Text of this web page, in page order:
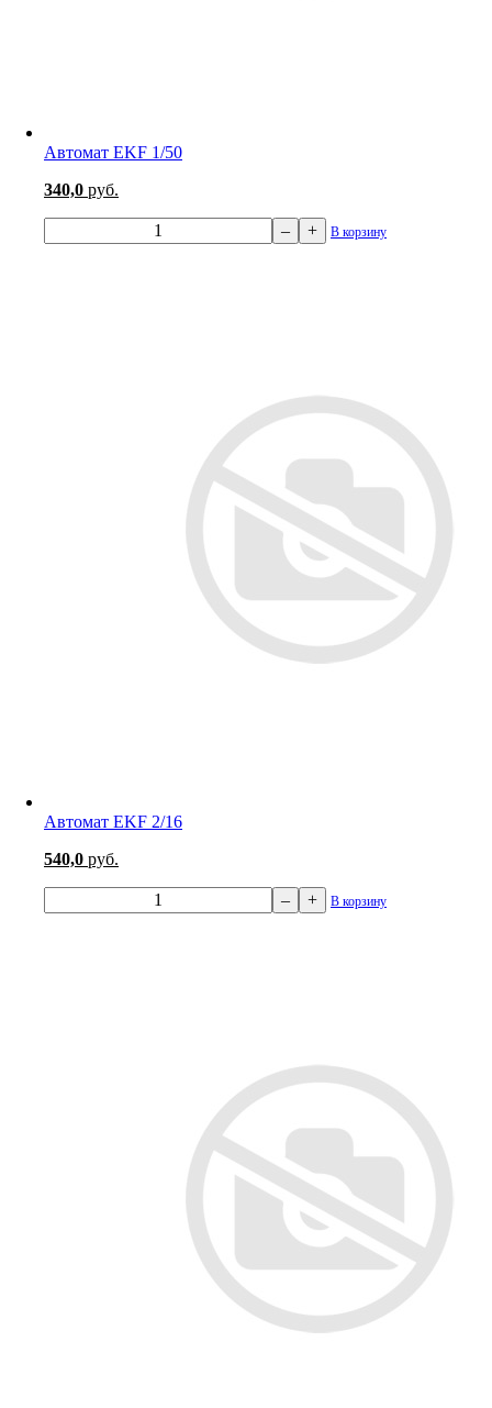
Автомат EKF 1/50
340,0 руб.
– + В корзину
Автомат EKF 2/16
540,0 руб.
– + В корзину